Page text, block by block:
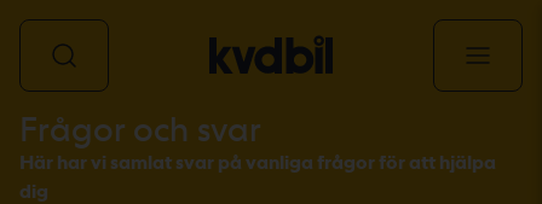
Alla fordon
Frågor och svar
Här har vi samlat svar på vanliga frågor för att hjälpa
dig